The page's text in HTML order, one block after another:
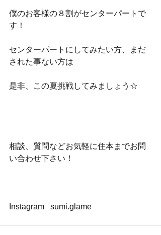
僕のお客様の８割がセンターパートで
す！
センターパートにしてみたい方、まだ
された事ない方は
是非、この夏挑戦してみましょう☆
相談、質問などお気軽に住本までお問
い合わせ下さい！
Instagram   sumi.glame